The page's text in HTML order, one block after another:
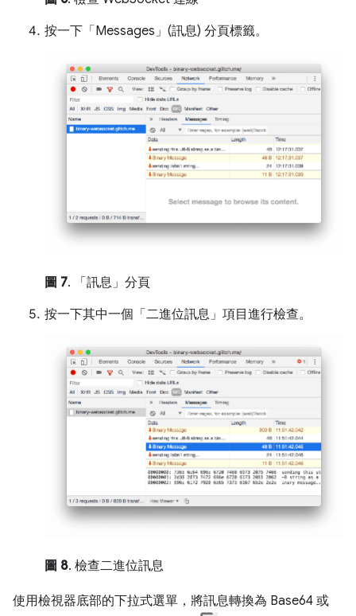
按一下「Messages」(訊息) 分頁標籤。
圖 7. 「訊息」分頁
按一下其中一個「二進位訊息」 項目進行檢查。
圖 8. 檢查二進位訊息
使用檢視器底部的下拉式選單，將訊息轉換為 Base64 或